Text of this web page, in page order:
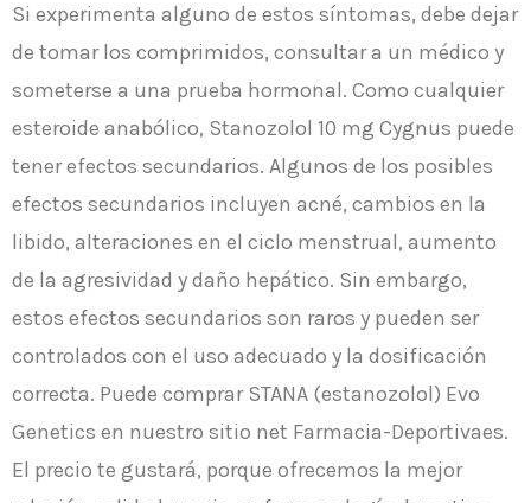
Si experimenta alguno de estos síntomas, debe dejar
de tomar los comprimidos, consultar a un médico y
someterse a una prueba hormonal. Como cualquier
esteroide anabólico, Stanozolol 10 mg Cygnus puede
tener efectos secundarios. Algunos de los posibles
efectos secundarios incluyen acné, cambios en la
libido, alteraciones en el ciclo menstrual, aumento
de la agresividad y daño hepático. Sin embargo,
estos efectos secundarios son raros y pueden ser
controlados con el uso adecuado y la dosificación
correcta. Puede comprar STANA (estanozolol) Evo
Genetics en nuestro sitio net Farmacia-Deportivaes.
El precio te gustará, porque ofrecemos la mejor